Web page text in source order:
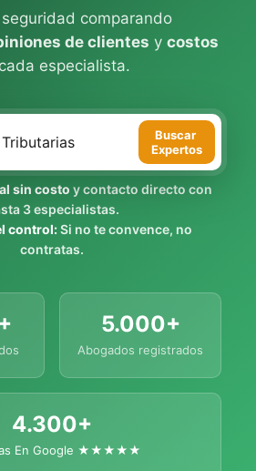
seguridad comparando
de clientes y costos
especialista.
Buscar
Expertos
sin costo y contacto directo con
3 especialistas.
control:Si no te convence, no
contratas.
5.000+
Abogados registrados
4.300+
En Google ★★★★★